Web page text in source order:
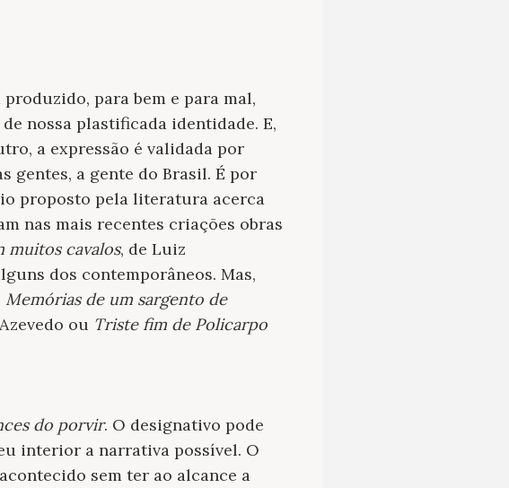
para bem e para mal,
nossa plastificada identidade. E,
a expressão é validada por
gentes, a gente do Brasil. É por
proposto pela literatura acerca
nas mais recentes criações obras
muitos cavalos, de Luiz
dos contemporâneos. Mas,
Memórias de um sargento de
ou Triste fim de Policarpo
do porvir. O designativo pode
interior a narrativa possível. O
sem ter ao alcance a